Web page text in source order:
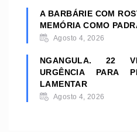
A BARBÁRIE COM
MEMÓRIA COMO
Agosto 4, 2026
NGANGULA. 22
URGÊNCIA PARA
LAMENTAR
Agosto 4, 2026